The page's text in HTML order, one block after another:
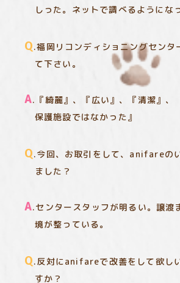
しった。ネットで調べるようにな
Q.福岡リコンディショニングセンタ
て下さい。
A.『綺麗』、『広い』、『清潔』、
保護施設ではなかった』
Q.今回、お取引をして、anifareの
ました？
A.センタースタッフが明るい。譲渡
境が整っている。
Q.反対にanifareで改善をして欲し
すか？